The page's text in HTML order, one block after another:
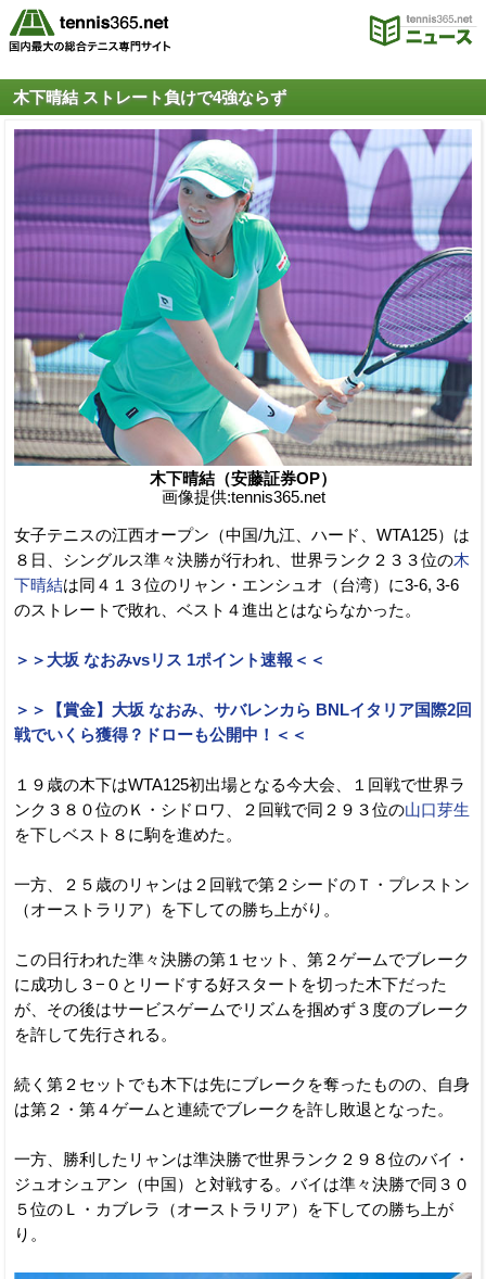
木下晴結 ストレート負けで4強ならず
木下晴結（安藤証券OP）
画像提供:tennis365.net
女子テニスの江西オープン（中国/九江、ハード、WTA125）は
８日、シングルス準々決勝が行われ、世界ランク２３３位の木
下晴結は同４１３位のリャン・エンシュオ（台湾）に3-6, 3-6
のストレートで敗れ、ベスト４進出とはならなかった。
＞＞大坂 なおみvsリス 1ポイント速報＜＜
＞＞【賞金】大坂 なおみ、サバレンカら BNLイタリア国際2回
戦でいくら獲得？ドローも公開中！＜＜
１９歳の木下はWTA125初出場となる今大会、１回戦で世界ラ
ンク３８０位のＫ・シドロワ、２回戦で同２９３位の山口芽生
を下しベスト８に駒を進めた。
一方、２５歳のリャンは２回戦で第２シードのＴ・プレストン
（オーストラリア）を下しての勝ち上がり。
この日行われた準々決勝の第１セット、第２ゲームでブレーク
に成功し３−０とリードする好スタートを切った木下だった
が、その後はサービスゲームでリズムを掴めず３度のブレーク
を許して先行される。
続く第２セットでも木下は先にブレークを奪ったものの、自身
は第２・第４ゲームと連続でブレークを許し敗退となった。
一方、勝利したリャンは準決勝で世界ランク２９８位のバイ・
ジュオシュアン（中国）と対戦する。バイは準々決勝で同３０
５位のＬ・カブレラ（オーストラリア）を下しての勝ち上が
り。